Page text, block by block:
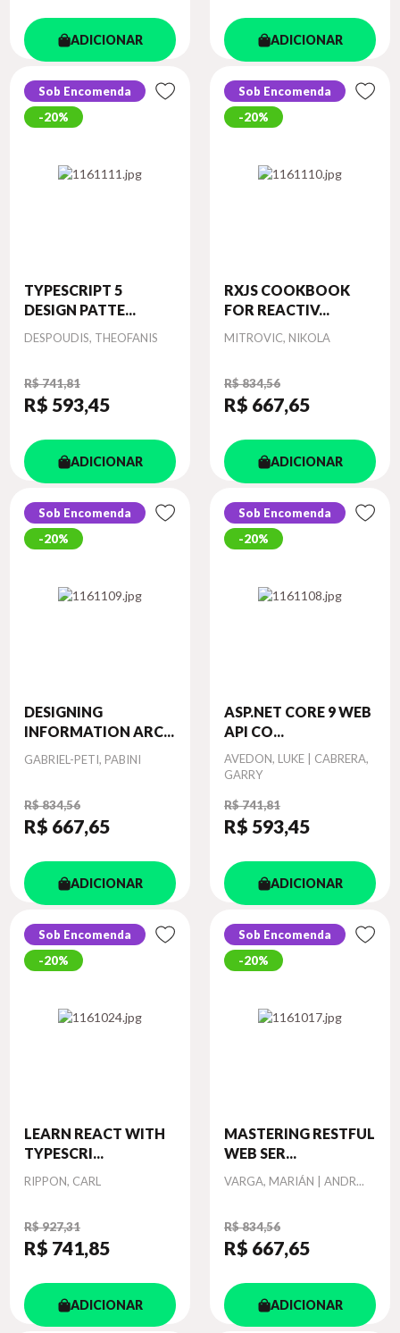
ADICIONAR ADICIONAR
Sob Encomenda
20%
TYPESCRIPT 5
DESIGN PATTE...
Autor
DESPOUDIS, THEOFANIS
R$ 741,81
R$ 593,45
ADICIONAR
Sob Encomenda
20%
RXJS COOKBOOK
FOR REACTIV...
Autor
MITROVIC, NIKOLA
R$ 834,56
R$ 667,65
ADICIONAR
Sob Encomenda
20%
DESIGNING
INFORMATION ARC...
Autor
GABRIEL-PETI, PABINI
R$ 834,56
R$ 667,65
ADICIONAR
Sob Encomenda
20%
ASP.NET CORE 9 WEB
API CO...
Autor
AVEDON, LUKE | CABRERA,
GARRY
R$ 741,81
R$ 593,45
ADICIONAR
Sob Encomenda
20%
LEARN REACT WITH
TYPESCRI...
Autor
RIPPON, CARL
R$ 927,31
R$ 741,85
ADICIONAR
Sob Encomenda
20%
MASTERING RESTFUL
WEB SER...
Autor
VARGA, MARIÁN | ANDR...
R$ 834,56
R$ 667,65
ADICIONAR